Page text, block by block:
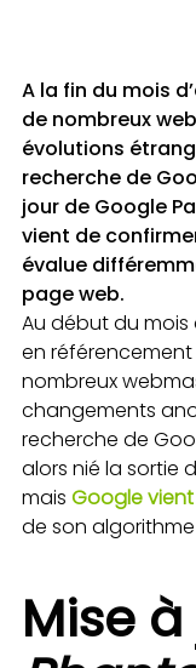
A la fin du mois
de nombreux
évolutions
recherche de
jour de Google
vient de
évalue
page web.
Au début du mois
en
nombreux
changements
recherche de
alors nié la sortie
mais Google
de son
Mise